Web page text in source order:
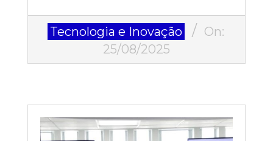
2025-
Tecnologia e Inovação
On:
25/08/2025